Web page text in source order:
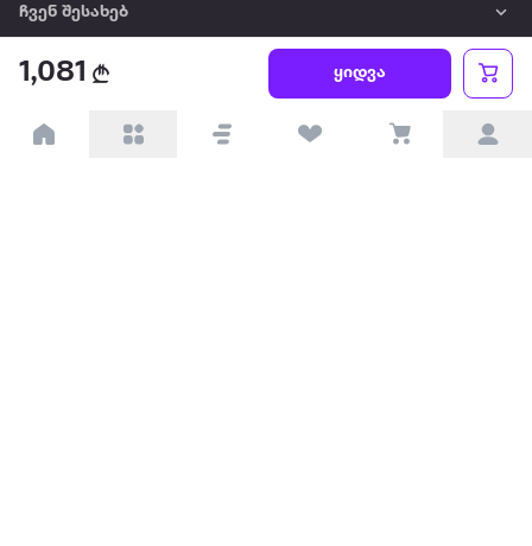
1,081 ყიდვა
ჩვენ შესახებ
წესები და პირობები
პარტნიორებისთვის